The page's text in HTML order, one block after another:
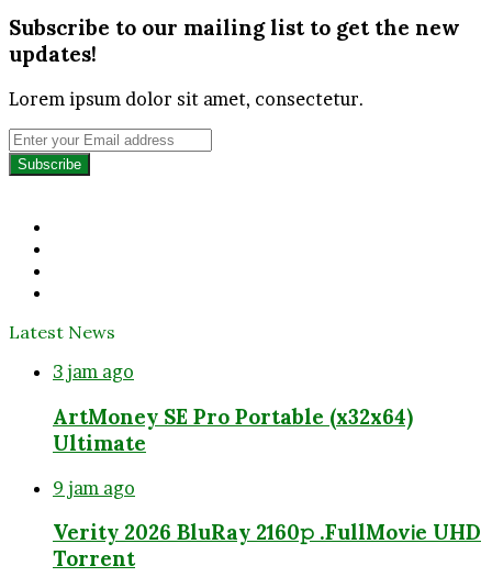
Subscribe to our mailing list to get the new
updates!
Lorem ipsum dolor sit amet, consectetur.
Enter
your
Email
Latest News
3 jam ago
ArtMoney SE Pro Portable (x32x64)
Ultimate
9 jam ago
Verity 2026 BluRay 2160𝚙 .FullMov𝗂e UHD
Torrent